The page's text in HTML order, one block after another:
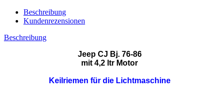
Beschreibung
Kundenrezensionen
Beschreibung
Jeep CJ Bj. 76-86
mit 4,2 ltr Motor
Keilriemen für die Lichtmaschine